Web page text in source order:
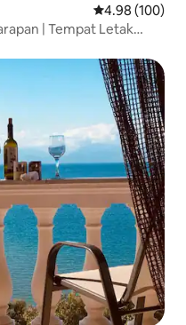
Penarafan
4.98 (100)
| Tempat Letak